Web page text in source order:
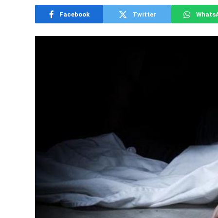
Facebook Twitter